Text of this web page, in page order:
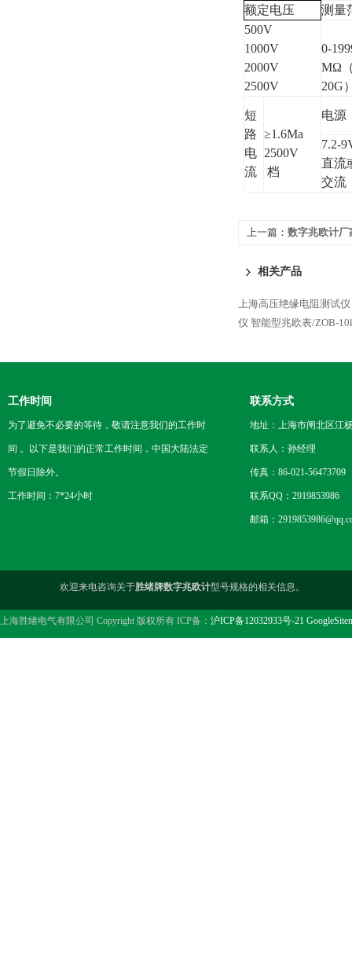
额定电压
测量
500V
1000V
2000V
2500V
0-
MΩ
20G
短
路
电
流
≥1.6Ma
2500V
档
电源
7.2-
直流
交流
上一篇： 数字兆欧计厂
相关产品
上海高压绝缘电阻测试仪
仪 智能型兆欧表/ZOB-
工作时间
为了避免不必要的等待，敬请注意我们的工作时
间 。以下是我们的正常工作时间，中国大陆法定
节假日除外。
工作时间：7*24小时
联系方式
地址：上海市闸北区江
联系人：孙经理
传真：86-021-56473709
联系QQ：2919853986
邮箱：
欢迎来电咨询关于胜绪牌数字兆欧计型号规格的相关信息。
上海胜绪电气有限公司 Copyright 版权所有 ICP备： 沪ICP备12032933号-21